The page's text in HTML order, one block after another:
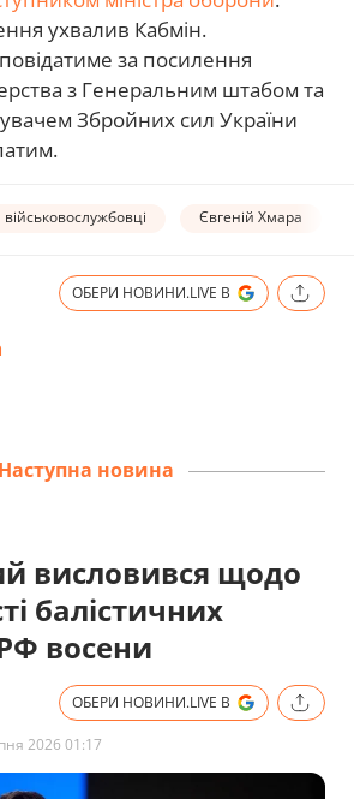
ухвалив Кабмін.
за посилення
з Генеральним штабом та
Збройних сил України
військовослужбовці Євгеній Хмара
ОБЕРИ НОВИНИ.LIVE В
Наступна новина
висловився щодо
балістичних
восени
ОБЕРИ НОВИНИ.LIVE В
2026 01:17